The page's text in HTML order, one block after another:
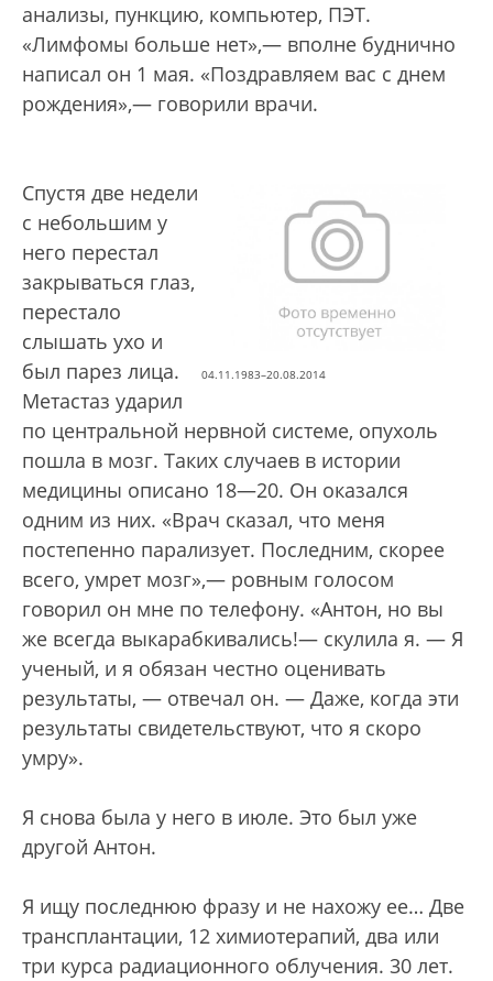
анализы, пункцию, компьютер, ПЭТ.
«Лимфомы больше нет»,— вполне буднично
написал он 1 мая. «Поздравляем вас с днем
рождения»,— говорили врачи.
04.11.1983–20.08.2014
Спустя две недели
с небольшим у
него перестал
закрываться глаз,
перестало
слышать ухо и
был парез лица.
Метастаз ударил
по центральной нервной системе, опухоль
пошла в мозг. Таких случаев в истории
медицины описано 18—20. Он оказался
одним из них. «Врач сказал, что меня
постепенно парализует. Последним, скорее
всего, умрет мозг»,— ровным голосом
говорил он мне по телефону. «Антон, но вы
же всегда выкарабкивались!— скулила я. — Я
ученый, и я обязан честно оценивать
результаты, — отвечал он. — Даже, когда эти
результаты свидетельствуют, что я скоро
умру».
Я снова была у него в июле. Это был уже
другой Антон.
Я ищу последнюю фразу и не нахожу ее… Две
трансплантации, 12 химиотерапий, два или
три курса радиационного облучения. 30 лет.